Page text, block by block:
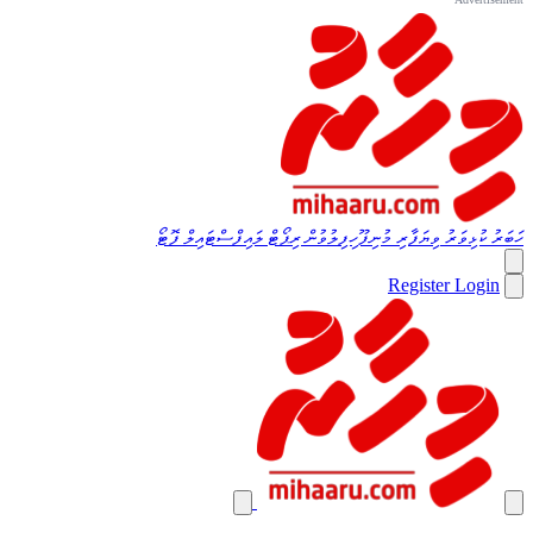
ހަބަރުކުޅިވަރު ވިޔަފާރި މުނިފޫހިފިލުވުންރިޕޯޓް ލައިފްސްޓައިލް ފޮޓޯ
RegisterLogin